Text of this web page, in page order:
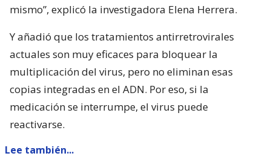
mismo”, explicó la investigadora Elena Herrera.
Y añadió que los tratamientos antirretrovirales
actuales son muy eficaces para bloquear la
multiplicación del virus, pero no eliminan esas
copias integradas en el ADN. Por eso, si la
medicación se interrumpe, el virus puede
reactivarse.
Lee también...